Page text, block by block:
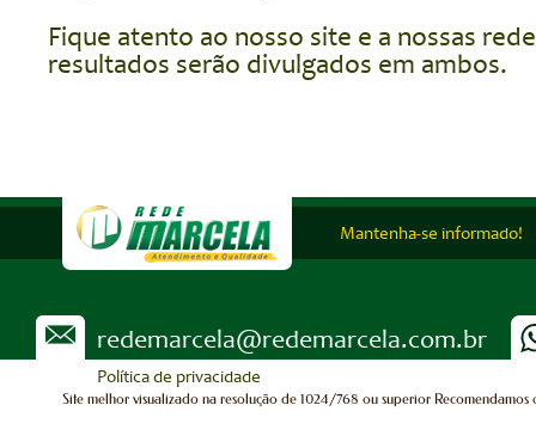
Fique atento ao nosso site e a nossas
resultados serão divulgados em ambos.
Política de privacidade
Mantenha-se informado!
redemarcela@redemarcela.com.br